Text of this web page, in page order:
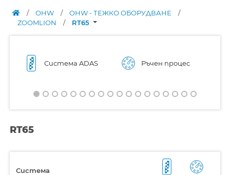
/ OHW / OHW - ТЕЖКО ОБОРУДВАНЕ
/
ZOOMLION
/ RT65
Система ADAS Ръчен процес
RT65
Система